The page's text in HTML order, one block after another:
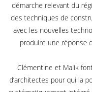
démarche relevant du
des techniques de
avec les nouvelles
produire une réponse
Clémentine et Malik
d’architectes pour qui la